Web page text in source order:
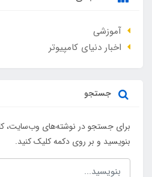
آموزشی
اخبار دنیای کامپیوتر
جستجو
برای جستجو در نوشته‌های وب‌سایت،
بنویسید و بر روی دکمه کلیک کنید.